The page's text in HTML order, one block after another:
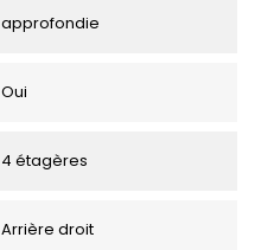
approfondie
Oui
4 étagères
Arrière droit